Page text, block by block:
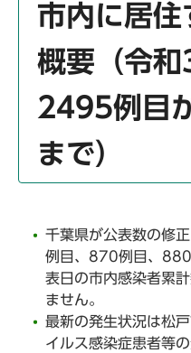
市内に居住
概要（令和
2495例目
まで）
千葉県が公表数の修
例目、870例目、880
表日の市内感染者累
ません。
最新の発生状況は松
イルス感染症患者等